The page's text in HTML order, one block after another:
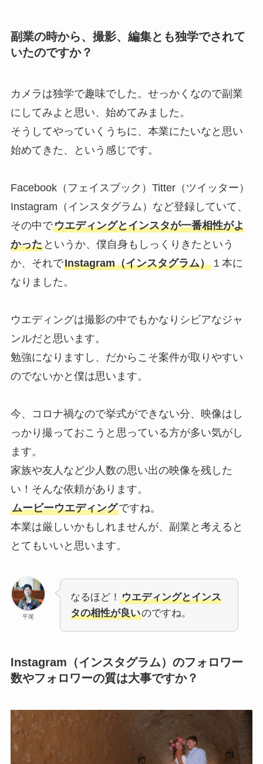
副業の時から、撮影、編集とも独学でされて
いたのですか？
カメラは独学で趣味でした。せっかくなので副業
にしてみよと思い、始めてみました。
そうしてやっていくうちに、本業にたいなと思い
始めてきた、という感じです。
Facebook（フェイスブック）Titter（ツイッター）
Instagram（インスタグラム）など登録していて、
その中でウエディングとインスタが一番相性がよ
かったというか、僕自身もしっくりきたという
か、それでInstagram（インスタグラム）１本に
なりました。
ウエディングは撮影の中でもかなりシビアなジャ
ンルだと思います。
勉強になりますし、だからこそ案件が取りやすい
のでないかと僕は思います。
今、コロナ禍なので挙式ができない分、映像はし
っかり撮っておこうと思っている方が多い気がし
ます。
家族や友人など少人数の思い出の映像を残した
い！そんな依頼があります。
ムービーウエディングですね。
本業は厳しいかもしれませんが、副業と考えると
とてもいいと思います。
平尾
なるほど！ ウエディングとインス
タの相性が良いのですね。
Instagram（インスタグラム）のフォロワー
数やフォロワーの質は大事ですか？